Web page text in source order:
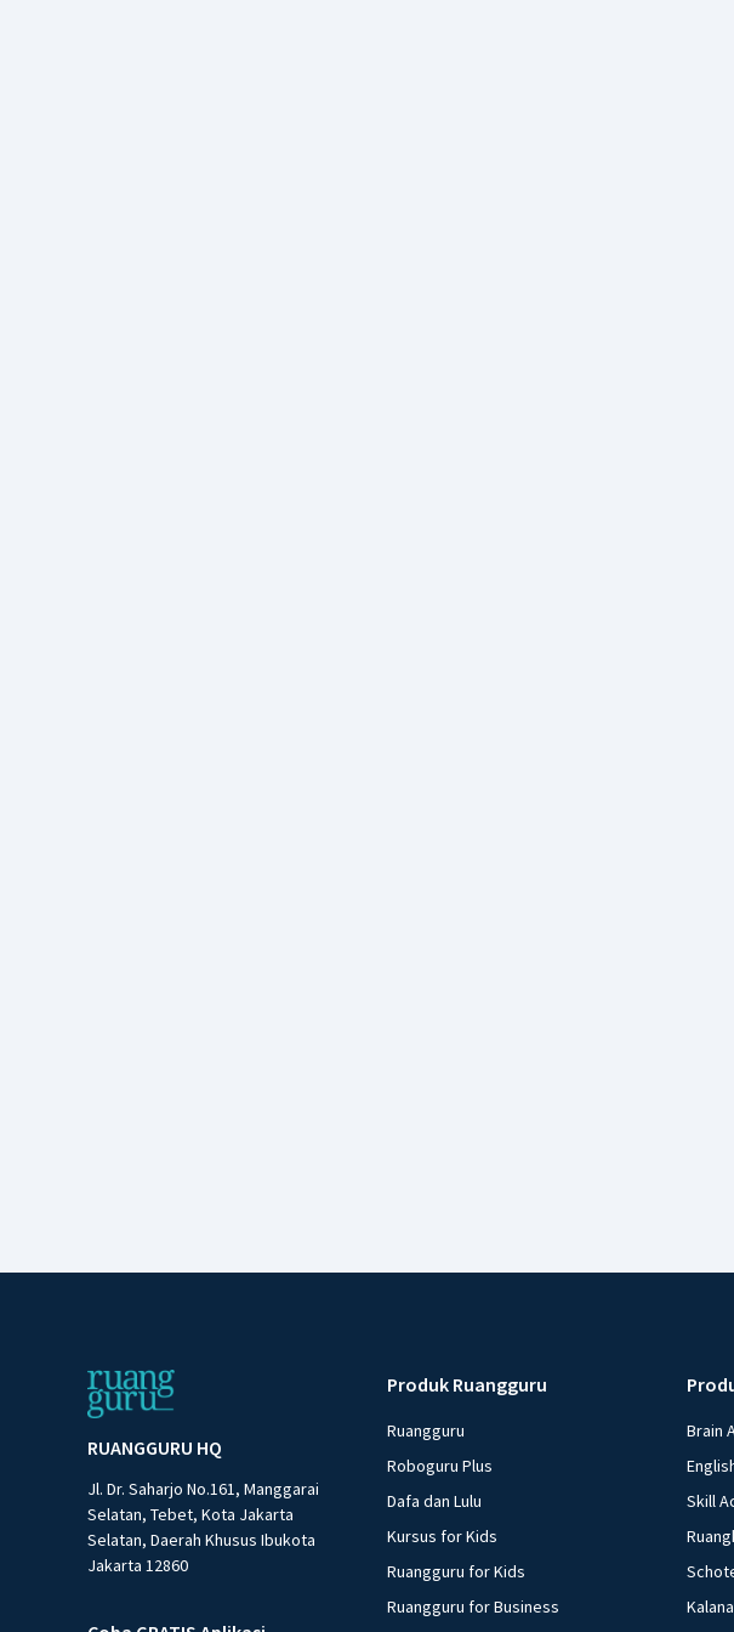
RUANGGURU HQ
Jl. Dr. Saharjo No.161, Manggarai
Selatan, Tebet, Kota Jakarta
Selatan, Daerah Khusus Ibukota
Jakarta 12860
Produk Ruangguru
Ruangguru
Roboguru Plus
Dafa dan Lulu
Kursus for Kids
Ruangguru for Kids
Ruangguru for Business
Brain
Skill